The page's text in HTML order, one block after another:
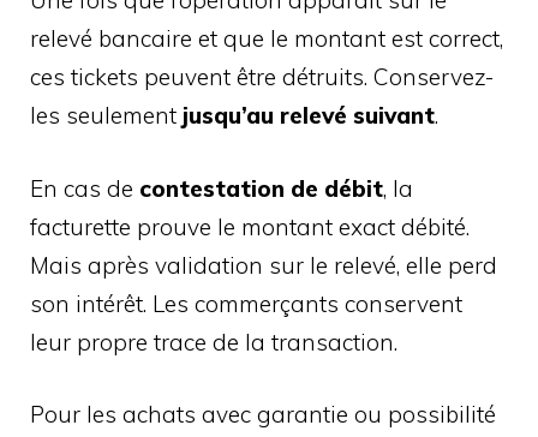
relevé bancaire et que le montant est correct,
ces tickets peuvent être détruits. Conservez-
les seulement jusqu’au relevé suivant.
En cas de contestation de débit, la
facturette prouve le montant exact débité.
Mais après validation sur le relevé, elle perd
son intérêt. Les commerçants conservent
leur propre trace de la transaction.
Pour les achats avec garantie ou possibilité